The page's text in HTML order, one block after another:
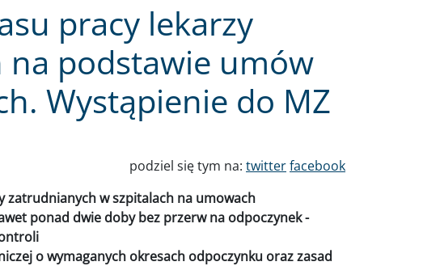
pracy lekarzy
podstawie umów
Wystąpienie do MZ
podziel się tym na: twitterfacebook
zatrudnianych w szpitalach na umowach
ponad dwie doby bez przerw na odpoczynek -
o wymaganych okresach odpoczynku oraz zasad